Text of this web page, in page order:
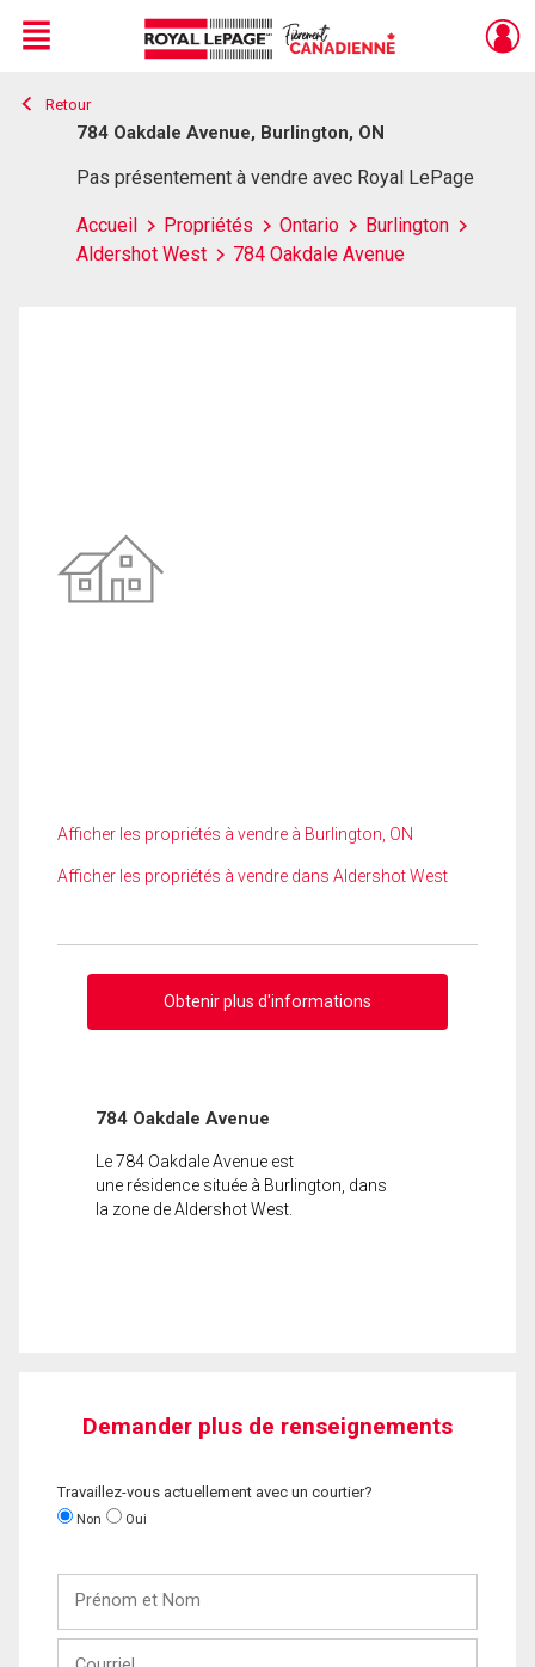
Live
En Direct
Menu
Retour
784 Oakdale Avenue, Burlington, ON
Pas présentement à vendre avec Royal LePage
Accueil Propriétés Ontario
Burlington
Aldershot West
784 Oakdale Avenue
Afficher les propriétés à vendre à Burlington, ON
Afficher les propriétés à vendre dans Aldershot West
Obtenir plus d'informations
784 Oakdale Avenue
Le 784 Oakdale Avenue est
une résidence située à Burlington, dans
la zone de Aldershot West.
Demander plus de renseignements
Travaillez-vous actuellement avec un courtier?
Non Oui
Nom